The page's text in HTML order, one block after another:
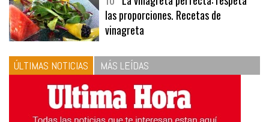
10La vinagreta perfecta: respeta
las proporciones. Recetas de
vinagreta
ÚLTIMAS NOTICIAS MÁS LEÍDAS